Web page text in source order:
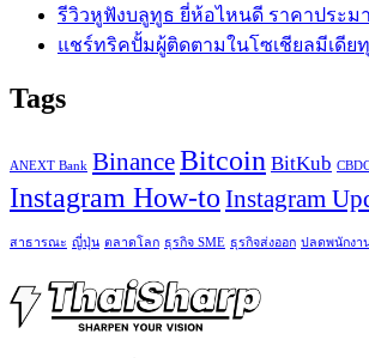
รีวิวหูฟังบลูทูธ ยี่ห้อไหนดี ราคาประ
แชร์ทริคปั้มผู้ติดตามในโซเชียลมีเดีย
Tags
ANEXT Bank BinanceBitcoin BitKub
Instagram How-to Instagram
สาธารณะ ญี่ปุ่น ตลาดโลก ธุรกิจ SME ธุรกิจส่งออก ปลดพนักงา